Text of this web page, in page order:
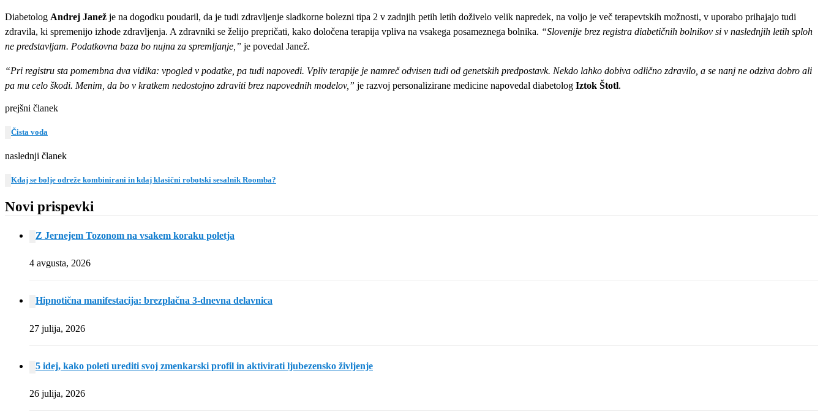
Diabetolog Andrej Janež je na dogodku poudaril, da je tudi zdravljenje sladkorne bolezni tipa 2 v zadnjih petih letih doživelo velik napredek, na voljo je več terapevtskih možnosti, v uporabo prihajajo tudi
zdravila, ki spremenijo izhode zdravljenja. A zdravniki se želijo prepričati, kako določena terapija vpliva na vsakega posameznega bolnika. “Slovenije brez registra diabetičnih bolnikov si v naslednjih letih sploh
ne predstavljam. Podatkovna baza bo nujna za spremljanje,” je povedal Janež.
“Pri registru sta pomembna dva vidika: vpogled v podatke, pa tudi napovedi. Vpliv terapije je namreč odvisen tudi od genetskih predpostavk. Nekdo lahko dobiva odlično zdravilo, a se nanj ne odziva dobro ali
pa mu celo škodi. Menim, da bo v kratkem nedostojno zdraviti brez napovednih modelov,” je razvoj personalizirane medicine napovedal diabetolog Iztok Štotl.
prejšni članek
Čista voda
naslednji članek
Kdaj se bolje odreže kombinirani in kdaj klasični robotski sesalnik Roomba?
Novi prispevki
Z Jernejem Tozonom na vsakem koraku poletja
4 avgusta, 2026
Hipnotična manifestacija: brezplačna 3-dnevna delavnica
27 julija, 2026
5 idej, kako poleti urediti svoj zmenkarski profil in aktivirati ljubezensko življenje
26 julija, 2026